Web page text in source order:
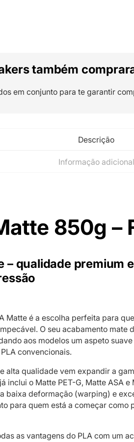
também
em conjunto para te garantir
Descrição
Informação adicional
850g –
– qualidade premium
Matte é a escolha perfeita para
O seu acabamento mate
aos modelos um aspeto
convencionais.
alta qualidade vem expandir a
inclui o Matte PET-G, Matte ASA e
baixa deformação (warping) e
para quem está a começar como
as vantagens do PLA com um